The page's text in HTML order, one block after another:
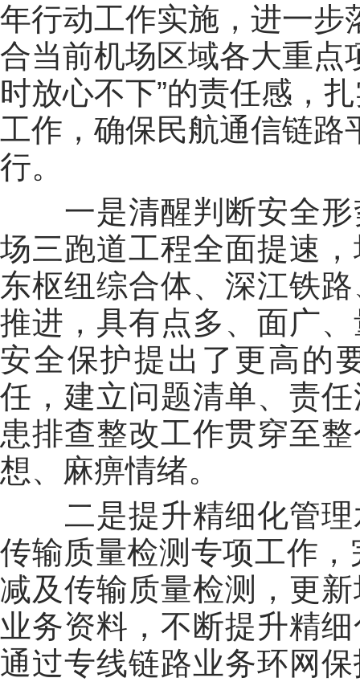
年行动工作实施，进一步
合当前机场区域各大重点
时放心不下”的责任感，
工作，确保民航通信链路
行。
一是清醒判断安全
场三跑道工程全面提速
东枢纽综合体、深江铁
推进，具有点多、面广
安全保护提出了更高的
任，建立问题清单、责
患排查整改工作贯穿至
想、麻痹情绪。
二是提升精细化管
传输质量检测专项工作
减及传输质量检测，更
业务资料，不断提升精
通过专线链路业务环网